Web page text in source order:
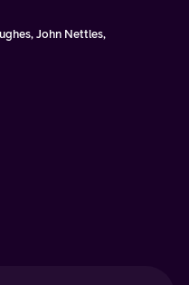
John Nettles,